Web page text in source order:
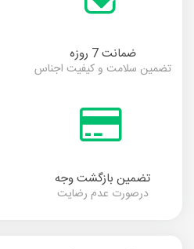
ضمانت 7 روزه
تضمین سلامت و کیفیت اجناس
تضمین بازگشت وجه
درصورت عدم رضایت